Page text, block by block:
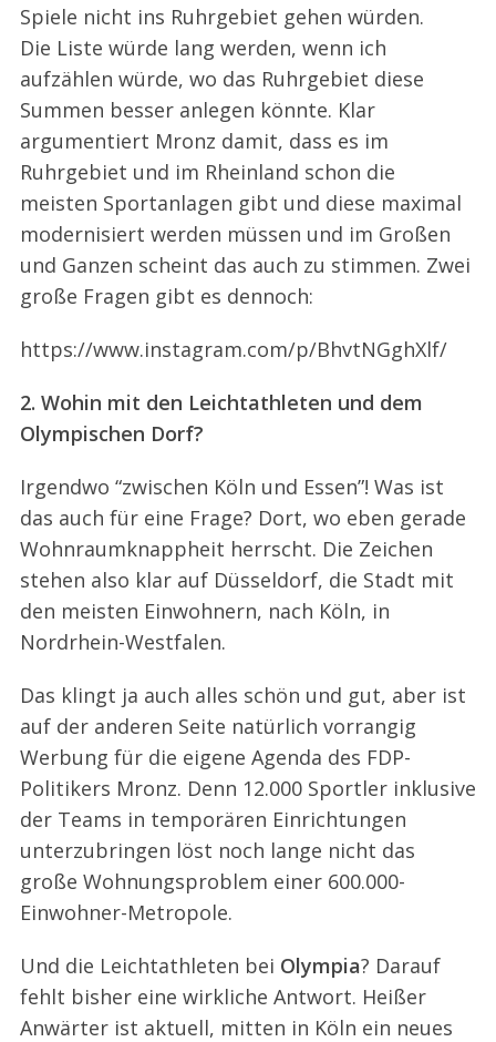
Spiele nicht ins Ruhrgebiet gehen würden.
Die Liste würde lang werden, wenn ich
aufzählen würde, wo das Ruhrgebiet diese
Summen besser anlegen könnte. Klar
argumentiert Mronz damit, dass es im
Ruhrgebiet und im Rheinland schon die
meisten Sportanlagen gibt und diese maximal
modernisiert werden müssen und im Großen
und Ganzen scheint das auch zu stimmen. Zwei
große Fragen gibt es dennoch:
https://www.instagram.com/p/BhvtNGghXlf/
2. Wohin mit den Leichtathleten und dem
Olympischen Dorf?
Irgendwo “zwischen Köln und Essen”! Was ist
das auch für eine Frage? Dort, wo eben gerade
Wohnraumknappheit herrscht. Die Zeichen
stehen also klar auf Düsseldorf, die Stadt mit
den meisten Einwohnern, nach Köln, in
Nordrhein-Westfalen.
Das klingt ja auch alles schön und gut, aber ist
auf der anderen Seite natürlich vorrangig
Werbung für die eigene Agenda des FDP-
Politikers Mronz. Denn 12.000 Sportler inklusive
der Teams in temporären Einrichtungen
unterzubringen löst noch lange nicht das
große Wohnungsproblem einer 600.000-
Einwohner-Metropole.
Und die Leichtathleten bei Olympia? Darauf
fehlt bisher eine wirkliche Antwort. Heißer
Anwärter ist aktuell, mitten in Köln ein neues